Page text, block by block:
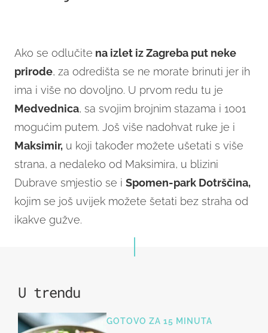
Ako se odlučite na izlet iz Zagreba put neke
prirode, za odredišta se ne morate brinuti jer ih
ima i više no dovoljno. U prvom redu tu je
Medvednica, sa svojim brojnim stazama i 1001
mogućim putem. Još više nadohvat ruke je i
Maksimir, u koji također možete ušetati s više
strana, a nedaleko od Maksimira, u blizini
Dubrave smjestio se i Spomen-park Dotrščina,
kojim se još uvijek možete šetati bez straha od
ikakve gužve.
U trendu
GOTOVO ZA 15 MINUTA